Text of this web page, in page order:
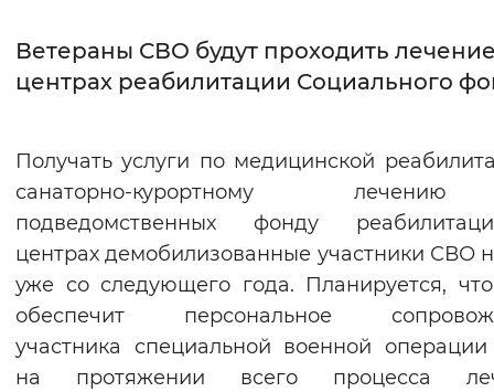
Без засечек С засечками
Нормальный Увеличенный
Цвет сайта
Монохромный Инверсивный
Синий фон
Изображения
Ветераны СВО будут проходить
центрах реабилитации Социального
Получать услуги по медицинской
санаторно-курортному
подведомственных фонду
центрах демобилизованные участники СВО
уже со следующего года. Планируется,
обеспечит персональное
участника специальной военной
на протяжении всего процесса